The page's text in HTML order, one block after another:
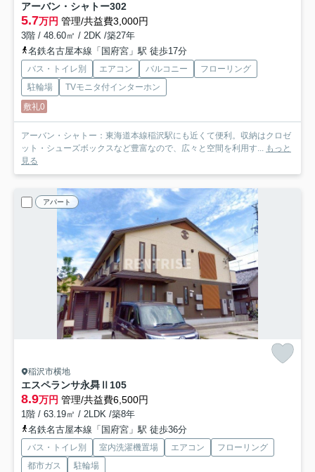
アーバン・シャトー302
5.7万円 管理/共益費3,000円
3階 / 48.60㎡ / 2DK /築27年
名鉄名古屋本線「国府宮」駅 徒歩17分
バス・トイレ別 エアコン バルコニー
フローリング
駐輪場
TVモニタ付インターホン
敷礼0
アーバン・シャトー：東海道本線稲沢駅にも近くて便利。収納はクロゼ
ット・シューズボックスなど豊富なので、広々と空間を利用す... もっと
見る
アパート
稲沢市横地
エスペランサ永曻Ⅱ 105
8.9万円 管理/共益費6,500円
1階 / 63.19㎡ / 2LDK /築8年
名鉄名古屋本線「国府宮」駅 徒歩36分
バス・トイレ別 室内洗濯機置場 エアコン
フローリング
都市ガス
駐輪場